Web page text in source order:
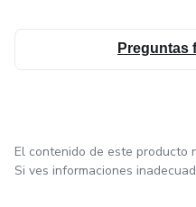
Preguntas
El contenido de este producto
Si ves informaciones